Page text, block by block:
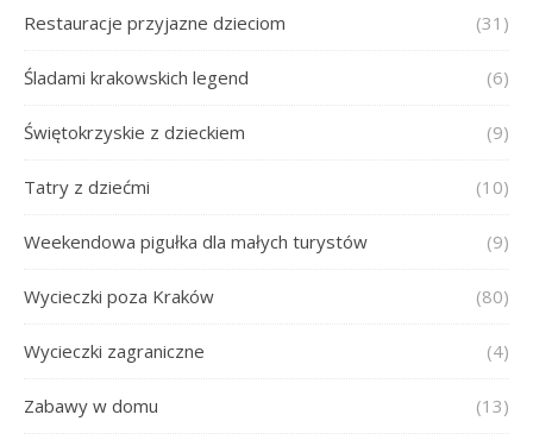
Restauracje przyjazne dzieciom (31)
Śladami krakowskich legend (6)
Świętokrzyskie z dzieckiem (9)
Tatry z dziećmi (10)
Weekendowa pigułka dla małych turystów (9)
Wycieczki poza Kraków (80)
Wycieczki zagraniczne (4)
Zabawy w domu (13)